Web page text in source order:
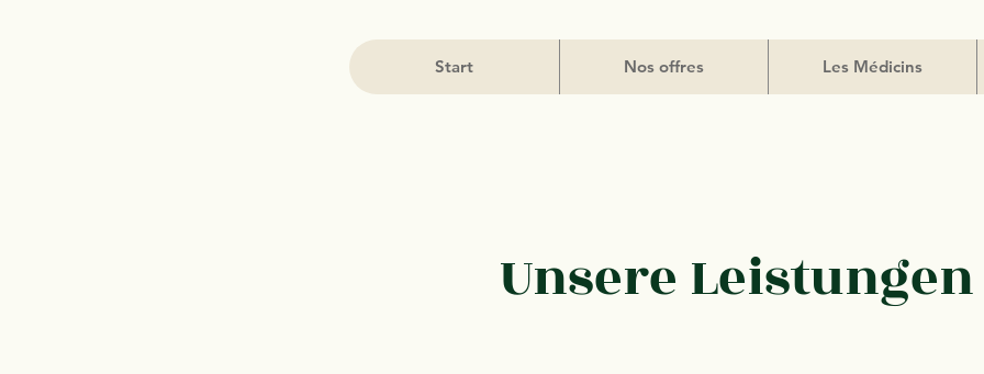
Start Nos offres Les Médicins
Unsere Leistungen